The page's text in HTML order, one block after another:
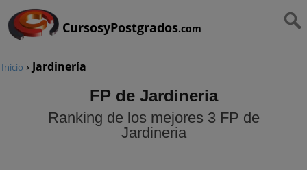
CursosyPostgrados.com
Inicio › Jardinería
FP de Jardineria
Ranking de los mejores 3 FP de
Jardineria